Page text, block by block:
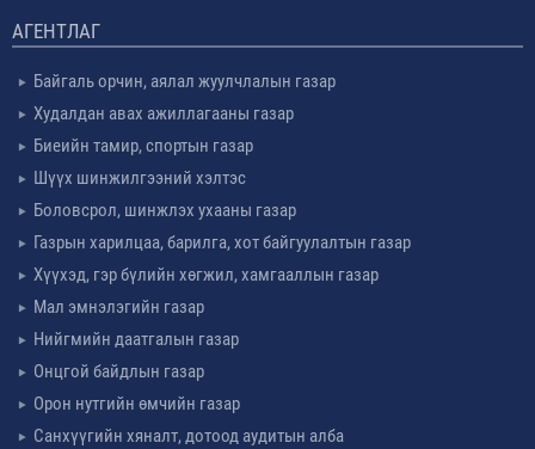
АГЕНТЛАГ
Байгаль орчин, аялал жуулчлалын газар
Худалдан авах ажиллагааны газар
Биеийн тамир, спортын газар
Шүүх шинжилгээний хэлтэс
Боловсрол, шинжлэх ухааны газар
Газрын харилцаа, барилга, хот байгуулалтын газар
Хүүхэд, гэр бүлийн хөгжил, хамгааллын газар
Мал эмнэлэгийн газар
Нийгмийн даатгалын газар
Онцгой байдлын газар
Орон нутгийн өмчийн газар
Санхүүгийн хяналт, дотоод аудитын алба